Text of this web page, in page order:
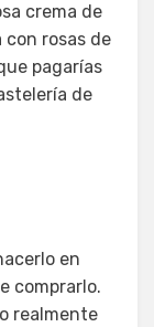
crema de
rosas de
pagarías
de
en
comprarlo.
realmente